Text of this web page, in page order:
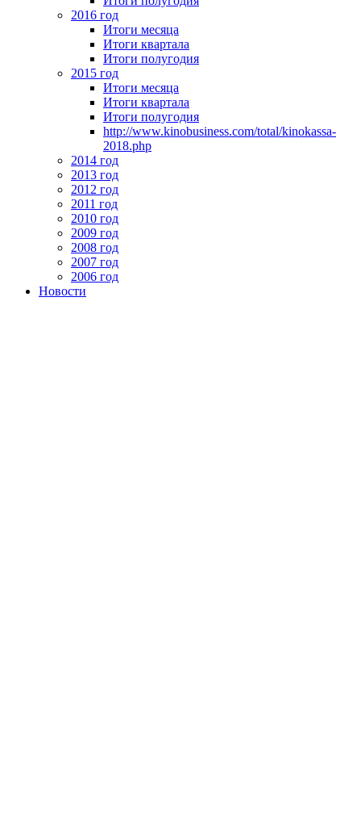
2016 год
Итоги месяца
Итоги квартала
Итоги полугодия
2015 год
Итоги месяца
Итоги квартала
Итоги полугодия
http://www.kinobusiness.com/total/kinokassa-
2018.php
2014 год
2013 год
2012 год
2011 год
2010 год
2009 год
2008 год
2007 год
2006 год
Новости